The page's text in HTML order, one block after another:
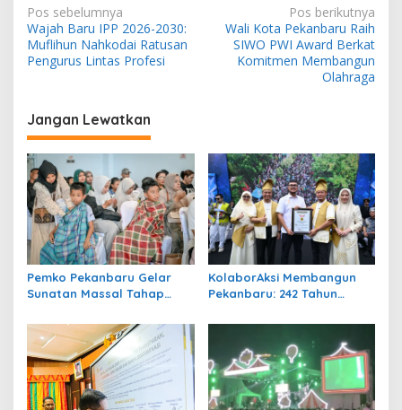
N
a
v
g
a
s
i
p
o
s
Pos sebelumnya
Wajah Baru IPP 2026-2030:
Muflihun Nahkodai Ratusan
Pengurus Lintas Profesi
Pos berikutnya
Wali Kota Pekanbaru Raih
SIWO PWI Award Berkat
Komitmen Membangun
Olahraga
Jangan Lewatkan
Pemko Pekanbaru Gelar
Sunatan Massal Tahap
Khitan Gratis
KolaborAksi Membangun
Pekanbaru: 242 Tahun
yang Lebih Maju